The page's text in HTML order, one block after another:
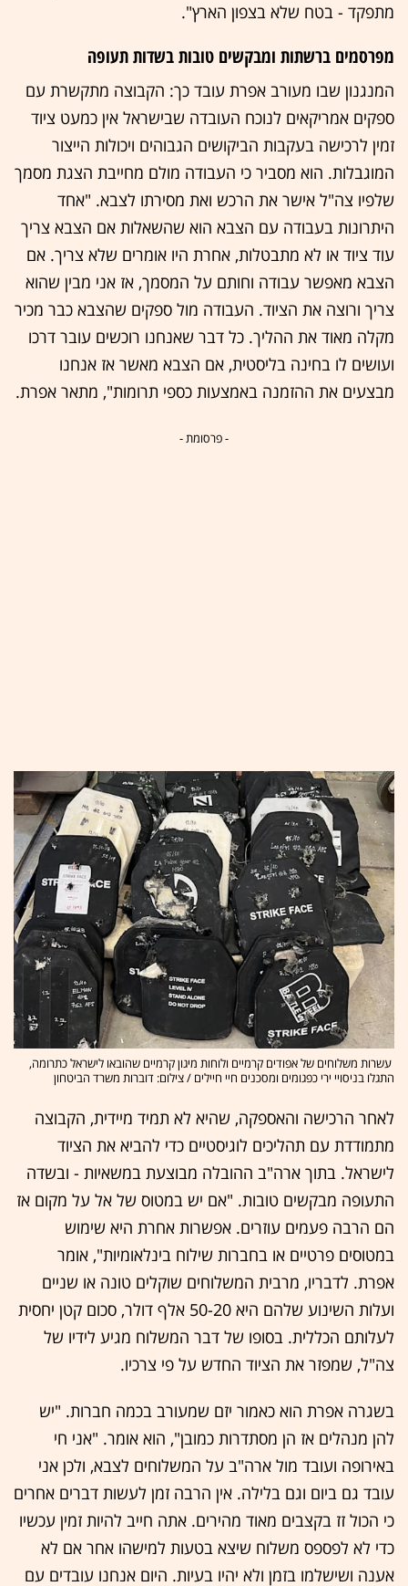
מתפקד - בטח שלא בצפון הארץ".
מפרסמים ברשתות ומבקשים טובות בשדות תעופה
המנגנון שבו מעורב אפרת עובד כך: הקבוצה מתקשרת עם
ספקים אמריקאים לנוכח העובדה שבישראל אין כמעט ציוד
זמין לרכישה בעקבות הביקושים הגבוהים ויכולות הייצור
המוגבלות. הוא מסביר כי העבודה מולם מחייבת הצגת מסמך
שלפיו צה"ל אישר את הרכש ואת מסירתו לצבא. "אחד
היתרונות בעבודה עם הצבא הוא שהשאלות אם הצבא צריך
עוד ציוד או לא מתבטלות, אחרת היו אומרים שלא צריך. אם
הצבא מאפשר עבודה וחותם על המסמך, אז אני מבין שהוא
צריך ורוצה את הציוד. העבודה מול ספקים שהצבא כבר מכיר
מקלה מאוד את ההליך. כל דבר שאנחנו רוכשים עובר דרכו
ועושים לו בחינה בליסטית, אם הצבא מאשר אז אנחנו
מבצעים את ההזמנה באמצעות כספי תרומות", מתאר אפרת.
- פרסומת -
עשרות משלוחים של אפודים קרמיים ולוחות מיגון קרמיים שהובאו לישראל כתרומה,
התגלו בניסויי ירי כפגומים ומסכנים חיי חיילים / צילום: דוברות משרד הביטחון
לאחר הרכישה והאספקה, שהיא לא תמיד מיידית, הקבוצה
מתמודדת עם תהליכים לוגיסטיים כדי להביא את הציוד
לישראל. בתוך ארה"ב ההובלה מבוצעת במשאיות - ובשדה
התעופה מבקשים טובות. "אם יש במטוס של אל על מקום אז
הם הרבה פעמים עוזרים. אפשרות אחרת היא שימוש
במטוסים פרטיים או בחברות שילוח בינלאומיות", אומר
אפרת. לדבריו, מרבית המשלוחים שוקלים טונה או שניים
ועלות השינוע שלהם היא 50-20 אלף דולר, סכום קטן יחסית
לעלותם הכללית. בסופו של דבר המשלוח מגיע לידיו של
צה"ל, שמפזר את הציוד החדש על פי צרכיו.
בשגרה אפרת הוא כאמור יזם שמעורב בכמה חברות. "יש
להן מנהלים אז הן מסתדרות כמובן", הוא אומר. "אני חי
באירופה ועובד מול ארה"ב על המשלוחים לצבא, ולכן אני
עובד גם ביום וגם בלילה. אין הרבה זמן לעשות דברים אחרים
כי הכול זז בקצבים מאוד מהירים. אתה חייב להיות זמין עכשיו
כדי לא לפספס משלוח שיצא בטעות למישהו אחר אם לא
אענה ושישלמו בזמן ולא יהיו בעיות. היום אנחנו עובדים עם